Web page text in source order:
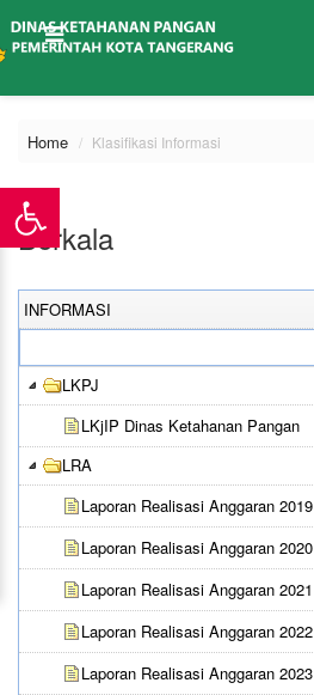
Home Klasifikasi Informasi
Berkala
INFORMASI
LKPJ
LKjIP Dinas Ketahanan Pangan
LRA
Laporan Realisasi Anggaran 2019
Laporan Realisasi Anggaran 2020
Laporan Realisasi Anggaran 2021
Laporan Realisasi Anggaran 2022
Laporan Realisasi Anggaran 2023